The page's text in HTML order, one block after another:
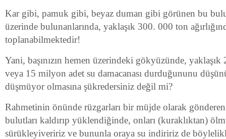
Kar gibi, pamuk gibi, beyaz duman gibi görünen bu
üzerinde bulunanlarında, yaklaşık 300. 000 ton
toplanabilmektedir!
Yani, başınızın hemen üzerindeki gökyüzünde,
veya 15 milyon adet su damacanası durduğununu
düşmüyor olmasına şükredersiniz değil mi?
Rahmetinin önünde rüzgarları bir müjde olarak
bulutları kaldırıp yüklendiğinde, onları (kuraklıktan)
sürükleyiveririz ve bununla oraya su indiririz de